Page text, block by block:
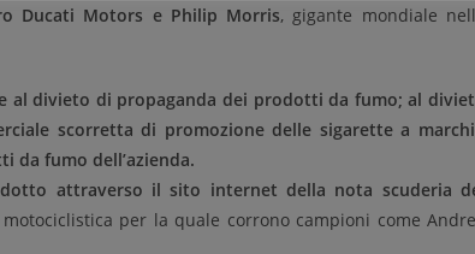
Ducati Motors e Philip Morris, gigante mondiale
al divieto di propaganda dei prodotti da fumo; al
scorretta di promozione delle sigarette a
da fumo dell’azienda.
attraverso il sito internet della nota scuderia
per la quale corrono campioni come